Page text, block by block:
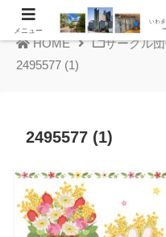
HOME サークル
2495577 (1)
2495577 (1)
メニュー